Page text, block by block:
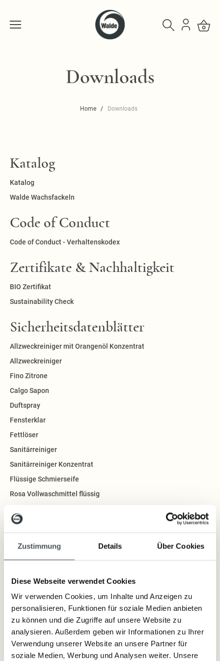
Zustimmung Details Über Cookies
Diese Webseite verwendet Cookies
Wir verwenden Cookies, um Inhalte und Anzeigen zu
personalisieren, Funktionen für soziale Medien anbieten
zu können und die Zugriffe auf unsere Website zu
analysieren. Außerdem geben wir Informationen zu Ihrer
Verwendung unserer Website an unsere Partner für
soziale Medien, Werbung und Analysen weiter. Unsere
Downloads
Home Downloads
Katalog
Katalog
Walde Wachsfackeln
Code of Conduct
Code of Conduct - Verhaltenskodex
Zertifikate & Nachhaltigkeit
BIO Zertifikat
Sustainability Check
Sicherheitsdatenblätter
Allzweckreiniger mit Orangenöl Konzentrat
Allzweckreiniger
Fino Zitrone
Calgo Sapon
Duftspray
Fensterklar
Fettlöser
Sanitärreiniger
Sanitärreiniger Konzentrat
Flüssige Schmierseife
Rosa Vollwaschmittel flüssig
Bio-Vollwaschmittel flüssig
Fleckenseife
Seifennadeln
Kiefernadel Saunaöl
Lavendel-Speik Saunaöl
Minze Saunaöl